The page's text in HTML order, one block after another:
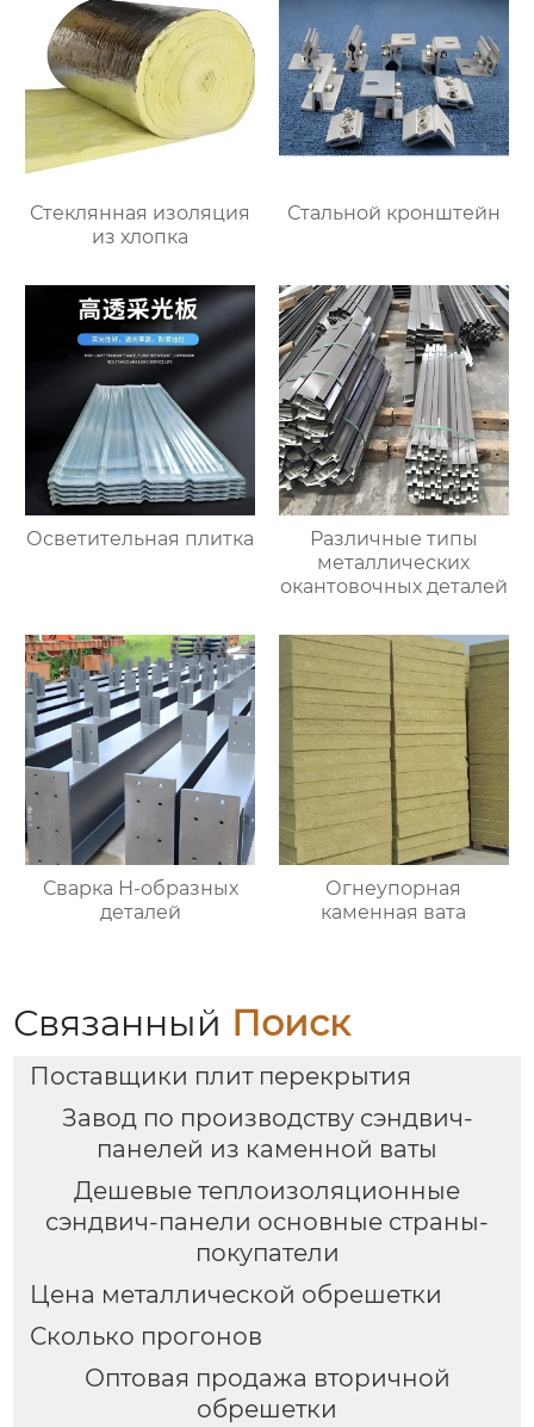
Стеклянная изоляция
из хлопка
Стальной кронштейн
Осветительная плитка
Различные типы
металлических
окантовочных деталей
Сварка Н-образных
деталей
Огнеупорная
каменная вата
Связанный Поиск
Поставщики плит перекрытия
Завод по производству сэндвич-
панелей из каменной ваты
Дешевые теплоизоляционные
сэндвич-панели основные страны-
покупатели
Цена металлической обрешетки
Сколько прогонов
Оптовая продажа вторичной
обрешетки